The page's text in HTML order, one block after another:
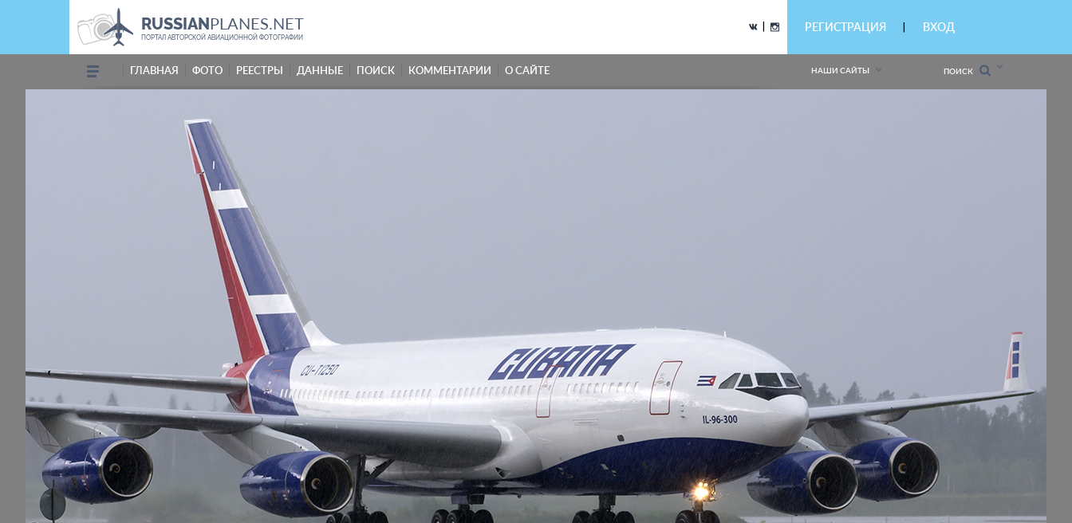
RUSSIANPLANES.NET
ПОРТАЛ АВТОРСКОЙ АВИАЦИОННОЙ ФОТОГРАФИИ
РЕГИСТРАЦИЯ ВХОД
ГЛАВНАЯ ФОТО РЕЕСТРЫ ДАННЫЕ ПОИСК КОММЕНТАРИИ О САЙТЕ НАШИ САЙТЫ ПОИСК